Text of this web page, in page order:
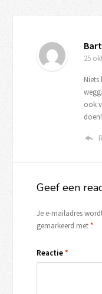
Bart
25
ook
doen!
Geef een
Je e-mailadres
gemarkeerd met*
Reactie*